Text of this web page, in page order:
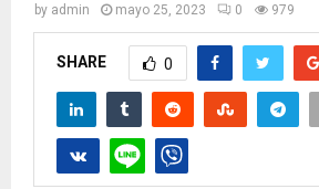
by admin mayo 25, 2023 0 979
SHARE 0